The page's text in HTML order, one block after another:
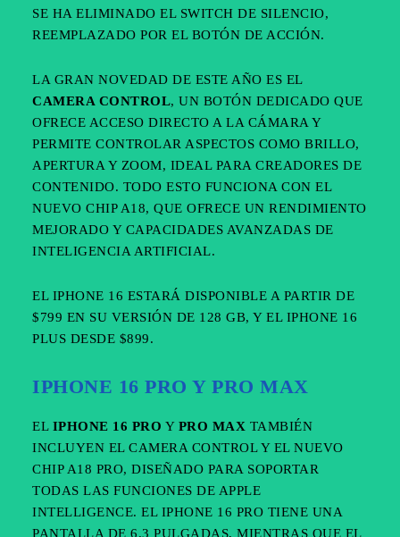
SE HA ELIMINADO EL SWITCH DE SILENCIO,
REEMPLAZADO POR EL BOTÓN DE ACCIÓN.
LA GRAN NOVEDAD DE ESTE AÑO ES EL
CAMERA CONTROL, UN BOTÓN DEDICADO QUE
OFRECE ACCESO DIRECTO A LA CÁMARA Y
PERMITE CONTROLAR ASPECTOS COMO BRILLO,
APERTURA Y ZOOM, IDEAL PARA CREADORES DE
CONTENIDO. TODO ESTO FUNCIONA CON EL
NUEVO CHIP A18, QUE OFRECE UN RENDIMIENTO
MEJORADO Y CAPACIDADES AVANZADAS DE
INTELIGENCIA ARTIFICIAL.
EL IPHONE 16 ESTARÁ DISPONIBLE A PARTIR DE
$799 EN SU VERSIÓN DE 128 GB, Y EL IPHONE 16
PLUS DESDE $899.
IPHONE 16 PRO Y PRO MAX
EL IPHONE 16 PRO Y PRO MAX TAMBIÉN
INCLUYEN EL CAMERA CONTROL Y EL NUEVO
CHIP A18 PRO, DISEÑADO PARA SOPORTAR
TODAS LAS FUNCIONES DE APPLE
INTELLIGENCE. EL IPHONE 16 PRO TIENE UNA
PANTALLA DE 6.3 PULGADAS, MIENTRAS QUE EL